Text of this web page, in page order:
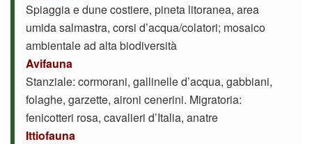
Spiaggia e dune costiere, pineta litoranea, area
umida salmastra, corsi d’acqua/colatori; mosaico
ambientale ad alta biodiversità
Avifauna
Stanziale: cormorani, gallinelle d’acqua, gabbiani,
folaghe, garzette, aironi cenerini. Migratoria:
fenicotteri rosa, cavalieri d’Italia, anatre
Ittiofauna